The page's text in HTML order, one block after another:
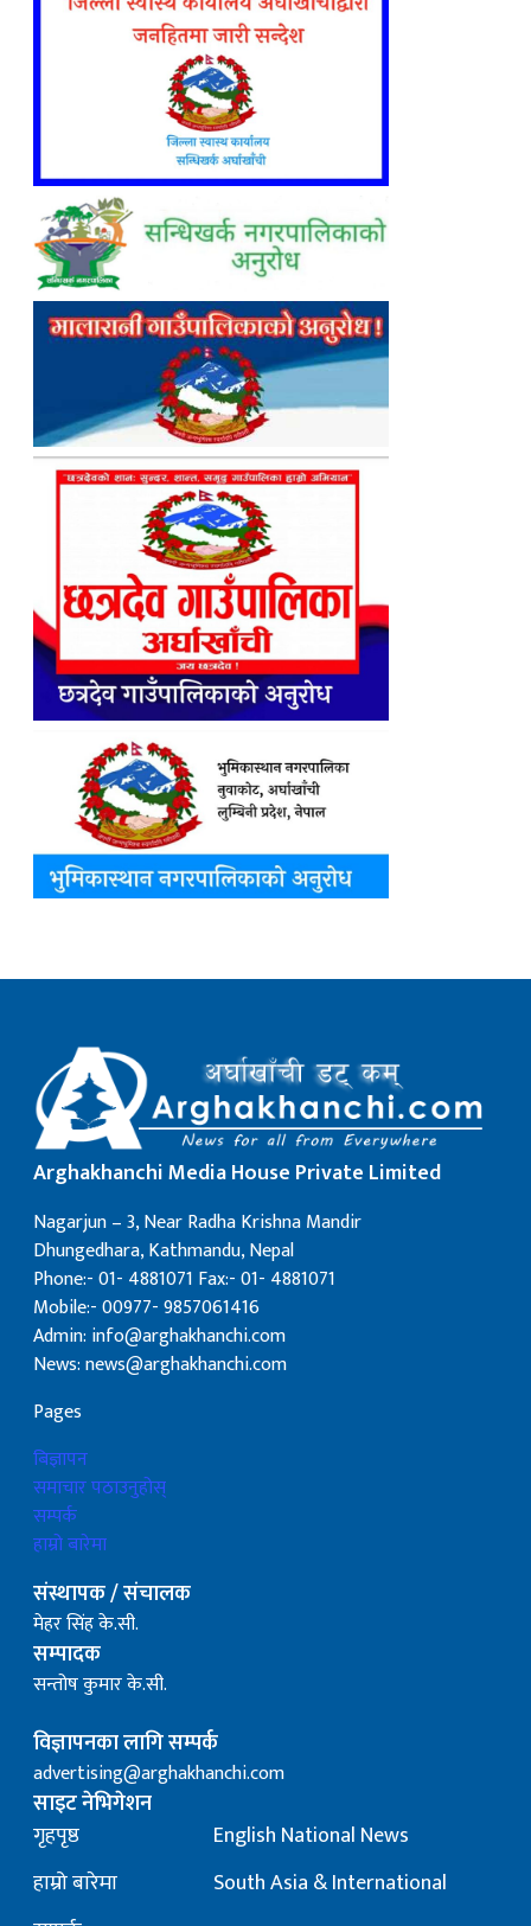
Arghakhanchi Media House Private Limited
Nagarjun – 3, Near Radha Krishna Mandir
Dhungedhara, Kathmandu, Nepal
Phone:- 01- 4881071 Fax:- 01- 4881071
Mobile:- 00977- 9857061416
Admin: info@arghakhanchi.com
News: news@arghakhanchi.com
Pages
बिज्ञापन
समाचार पठाउनुहोस्
सम्पर्क
हाम्रो बारेमा
संस्थापक / संचालक
मेहर सिंह के.सी.
सम्पादक
सन्तोष कुमार के.सी.
विज्ञापनका लागि सम्पर्क
advertising@arghakhanchi.com
साइट नेभिगेशन
गृहपृष्ठ
हाम्रो बारेमा
English National News
South Asia & International